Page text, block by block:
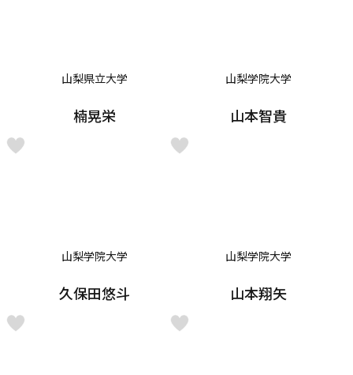
山梨県立大学
楠晃栄
山梨学院大学
山本智貴
山梨学院大学
久保田悠斗
山梨学院大学
山本翔矢